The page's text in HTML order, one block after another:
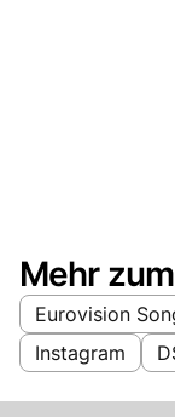
Mehr
Eurovision
Instagram